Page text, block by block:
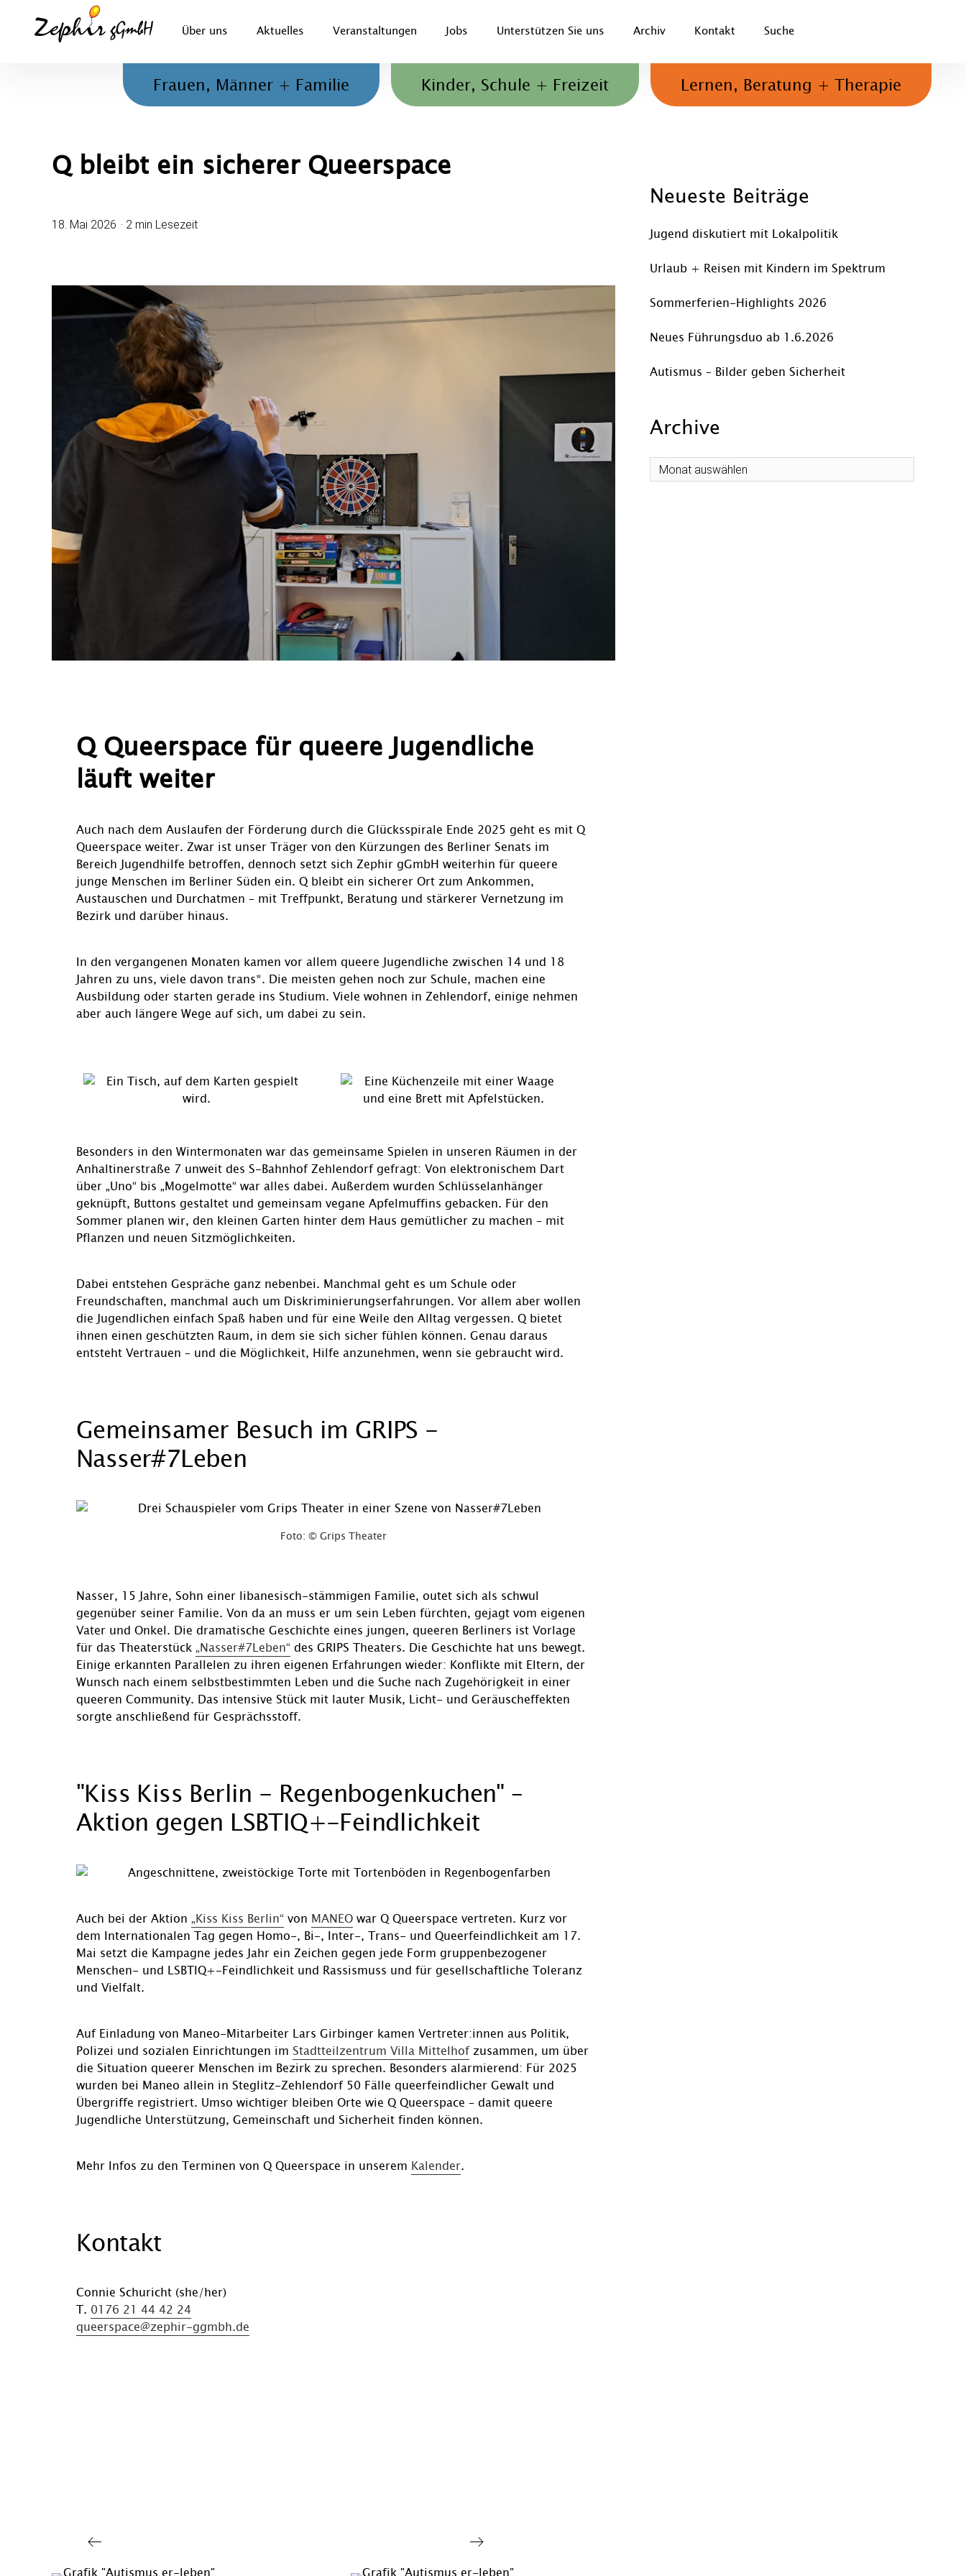
Zephir gGmbH
Beratung, Therapie und ambulante Hilfen für Kinder, Jugendliche und Familien
Über uns Aktuelles Veranstaltungen Jobs Unterstützen Sie uns Archiv Kontakt Suche
Frauen, Männer + Familie Kinder, Schule + Freizeit Lernen, Beratung + Therapie
Q bleibt ein sicherer Queerspace
18. Mai 2026 2 min Lesezeit
Q Queerspace für queere Jugendliche
läuft weiter
Auch nach dem Auslaufen der Förderung durch die Glücksspirale Ende 2025 geht es mit Q
Queerspace weiter. Zwar ist unser Träger von den Kürzungen des Berliner Senats im
Bereich Jugendhilfe betroffen, dennoch setzt sich Zephir gGmbH weiterhin für queere
junge Menschen im Berliner Süden ein. Q bleibt ein sicherer Ort zum Ankommen,
Austauschen und Durchatmen – mit Treffpunkt, Beratung und stärkerer Vernetzung im
Bezirk und darüber hinaus.
In den vergangenen Monaten kamen vor allem queere Jugendliche zwischen 14 und 18
Jahren zu uns, viele davon trans*. Die meisten gehen noch zur Schule, machen eine
Ausbildung oder starten gerade ins Studium. Viele wohnen in Zehlendorf, einige nehmen
aber auch längere Wege auf sich, um dabei zu sein.
Besonders in den Wintermonaten war das gemeinsame Spielen in unseren Räumen in der
Anhaltinerstraße 7 unweit des S-Bahnhof Zehlendorf gefragt: Von elektronischem Dart
über „Uno“ bis „Mogelmotte“ war alles dabei. Außerdem wurden Schlüsselanhänger
geknüpft, Buttons gestaltet und gemeinsam vegane Apfelmuffins gebacken. Für den
Sommer planen wir, den kleinen Garten hinter dem Haus gemütlicher zu machen – mit
Pflanzen und neuen Sitzmöglichkeiten.
Dabei entstehen Gespräche ganz nebenbei. Manchmal geht es um Schule oder
Freundschaften, manchmal auch um Diskriminierungserfahrungen. Vor allem aber wollen
die Jugendlichen einfach Spaß haben und für eine Weile den Alltag vergessen. Q bietet
ihnen einen geschützten Raum, in dem sie sich sicher fühlen können. Genau daraus
entsteht Vertrauen – und die Möglichkeit, Hilfe anzunehmen, wenn sie gebraucht wird.
Gemeinsamer Besuch im GRIPS -
Nasser#7Leben
Foto: © Grips Theater
Nasser, 15 Jahre, Sohn einer libanesisch-stämmigen Familie, outet sich als schwul
gegenüber seiner Familie. Von da an muss er um sein Leben fürchten, gejagt vom eigenen
Vater und Onkel. Die dramatische Geschichte eines jungen, queeren Berliners ist Vorlage
für das Theaterstück „Nasser#7Leben“ des GRIPS Theaters. Die Geschichte hat uns bewegt.
Einige erkannten Parallelen zu ihren eigenen Erfahrungen wieder: Konflikte mit Eltern, der
Wunsch nach einem selbstbestimmten Leben und die Suche nach Zugehörigkeit in einer
queeren Community. Das intensive Stück mit lauter Musik, Licht- und Geräuscheffekten
sorgte anschließend für Gesprächsstoff.
"Kiss Kiss Berlin - Regenbogenkuchen" –
Aktion gegen LSBTIQ+-Feindlichkeit
Auch bei der Aktion „Kiss Kiss Berlin“ von MANEO war Q Queerspace vertreten. Kurz vor
dem Internationalen Tag gegen Homo-, Bi-, Inter-, Trans- und Queerfeindlichkeit am 17.
Mai setzt die Kampagne jedes Jahr ein Zeichen gegen jede Form gruppenbezogener
Menschen- und LSBTIQ+-Feindlichkeit und Rassismuss und für gesellschaftliche Toleranz
und Vielfalt.
Auf Einladung von Maneo-Mitarbeiter Lars Girbinger kamen Vertreter:innen aus Politik,
Polizei und sozialen Einrichtungen im Stadtteilzentrum Villa Mittelhofzusammen, um über
die Situation queerer Menschen im Bezirk zu sprechen. Besonders alarmierend: Für 2025
wurden bei Maneo allein in Steglitz-Zehlendorf 50 Fälle queerfeindlicher Gewalt und
Übergriffe registriert. Umso wichtiger bleiben Orte wie Q Queerspace – damit queere
Jugendliche Unterstützung, Gemeinschaft und Sicherheit finden können.
Mehr Infos zu den Terminen von Q Queerspace in unserem Kalender.
Kontakt
Connie Schuricht (she/her)
T. 0176 21 44 42 24
queerspace@zephir-ggmbh.de
Neueste Beiträge
Jugend diskutiert mit Lokalpolitik
Urlaub + Reisen mit Kindern im Spektrum
Sommerferien-Highlights 2026
Neues Führungsduo ab 1.6.2026
Autismus – Bilder geben Sicherheit
Archive